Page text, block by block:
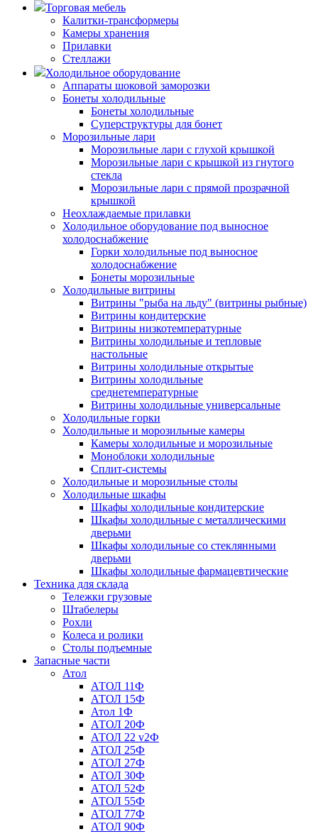
Торговая мебель
Калитки-трансформеры
Камеры хранения
Прилавки
Стеллажи
Холодильное оборудование
Аппараты шоковой заморозки
Бонеты холодильные
Бонеты холодильные
Суперструктуры для бонет
Морозильные лари
Морозильные лари с глухой крышкой
Морозильные лари с крышкой из гнутого
стекла
Морозильные лари с прямой прозрачной
крышкой
Неохлаждаемые прилавки
Холодильное оборудование под выносное
холодоснабжение
Горки холодильные под выносное
холодоснабжение
Бонеты морозильные
Холодильные витрины
Витрины "рыба на льду" (витрины рыбные)
Витрины кондитерские
Витрины низкотемпературные
Витрины холодильные и тепловые
настольные
Витрины холодильные открытые
Витрины холодильные
среднетемпературные
Витрины холодильные универсальные
Холодильные горки
Холодильные и морозильные камеры
Камеры холодильные и морозильные
Моноблоки холодильные
Сплит-системы
Холодильные и морозильные столы
Холодильные шкафы
Шкафы холодильные кондитерские
Шкафы холодильные с металлическими
дверьми
Шкафы холодильные со стеклянными
дверьми
Шкафы холодильные фармацевтические
Техника для склада
Тележки грузовые
Штабелеры
Рохли
Колеса и ролики
Столы подъемные
Запасные части
Атол
АТОЛ 11Ф
АТОЛ 15Ф
Атол 1Ф
АТОЛ 20Ф
АТОЛ 22 v2Ф
АТОЛ 25Ф
АТОЛ 27Ф
АТОЛ 30Ф
АТОЛ 52Ф
АТОЛ 55Ф
АТОЛ 77Ф
АТОЛ 90Ф